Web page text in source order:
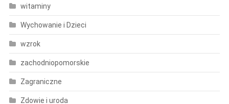
witaminy
Wychowanie i Dzieci
wzrok
zachodniopomorskie
Zagraniczne
Zdowie i uroda